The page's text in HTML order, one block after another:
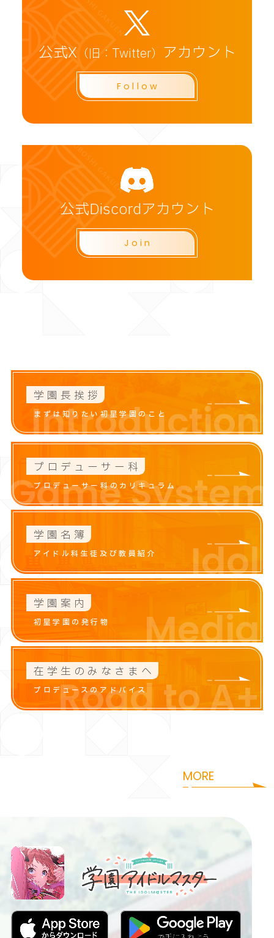
公式X（旧：Twitter） アカウント
Follow
公式Discordアカウント
Join
Introduction
学園長挨拶
まずは知りたい初星学園のこと
Game System
プロデューサー科
プロデューサー科のカリキュラム
Idol
学園名簿
アイドル科生徒及び教員紹介
Media
学園案内
初星学園の発行物
Road to A+
在学生のみなさまへ
プロデュースのアドバイス
MORE